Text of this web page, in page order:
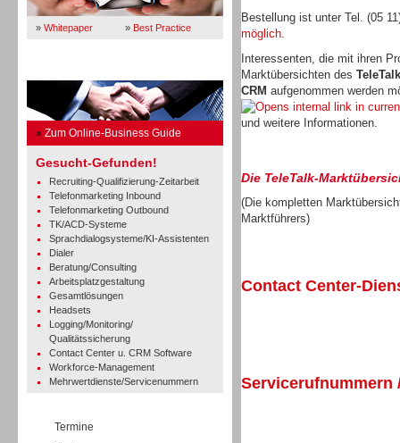
» Whitepaper » Best Practice
» Zum Online-Business Guide
Gesucht-Gefunden!
Recruiting-Qualifizierung-Zeitarbeit
Telefonmarketing Inbound
Telefonmarketing Outbound
TK/ACD-Systeme
Sprachdialogsysteme/KI-Assistenten
Dialer
Beratung/Consulting
Arbeitsplatzgestaltung
Gesamtlösungen
Headsets
Logging/Monitoring/
Qualitätssicherung
Contact Center u. CRM Software
Workforce-Management
Mehrwertdienste/Servicenummern
Termine
TK- und ACD-Systeme
Bestellung ist unter Tel. (05
möglich.
Interessenten, die mit ihren
Marktübersichten des
CRM aufgenommen werden
und weitere Informationen.
Die TeleTalk-
(Die kompletten
Marktführers)
Contact Center-
Servicerufnummern